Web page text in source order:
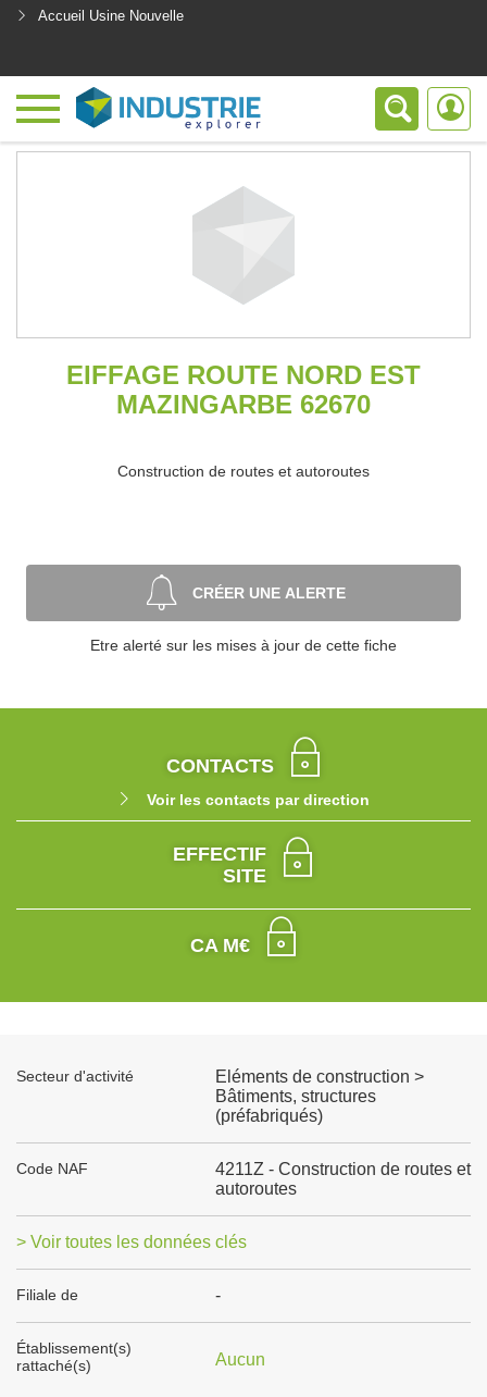
Accueil Usine Nouvelle
EIFFAGE ROUTE NORD EST
MAZINGARBE 62670
Construction de routes et autoroutes
CRÉER UNE ALERTE
Etre alerté sur les mises à jour de cette fiche
CONTACTS
Voir les contacts par direction
EFFECTIF
SITE
CA M€
Secteur d'activité
Eléments de construction >
Bâtiments, structures
(préfabriqués)
Code NAF
4211Z - Construction de routes et
autoroutes
> Voir toutes les données clés
Filiale de -
Établissement(s)
rattaché(s)
Aucun